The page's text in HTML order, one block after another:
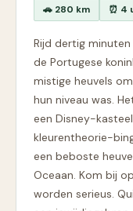
🚗 280 km ⏰ 4
Rijd dertig minuten
de Portugese
mistige heuvels
hun niveau was.
een Disney-
kleurentheorie-
een beboste
Oceaan. Kom bij
worden serieus.